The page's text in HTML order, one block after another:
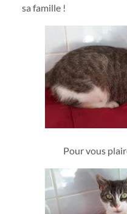
sa famille !
Pour vous